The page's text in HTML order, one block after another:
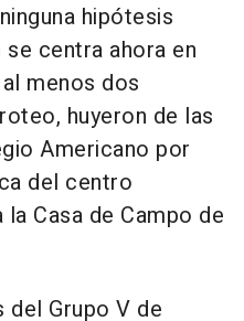
hipótesis
centra ahora en
menos dos
huyeron de las
Americano por
del centro
Casa de Campo de
Grupo V de